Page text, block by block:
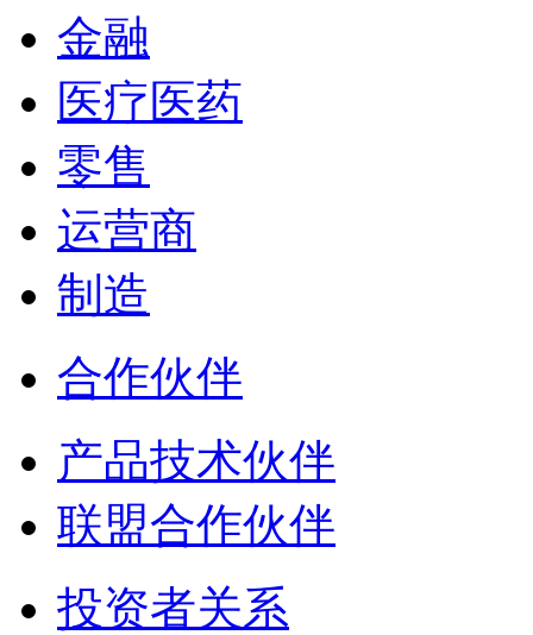
金融
医疗医药
零售
运营商
制造
合作伙伴
产品技术伙伴
联盟合作伙伴
投资者关系